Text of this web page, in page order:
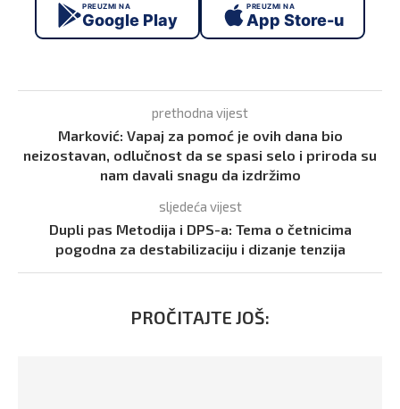
PREUZMI NA
Google Play
PREUZMI NA
App Store-u
prethodna vijest
Marković: Vapaj za pomoć je ovih dana bio
neizostavan, odlučnost da se spasi selo i priroda su
nam davali snagu da izdržimo
sljedeća vijest
Dupli pas Metodija i DPS-a: Tema o četnicima
pogodna za destabilizaciju i dizanje tenzija
PROČITAJTE JOŠ: